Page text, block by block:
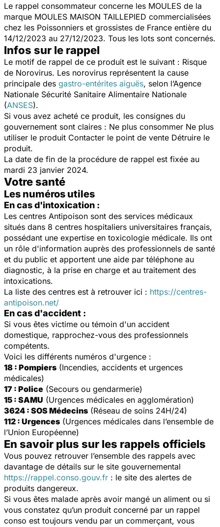
Le rappel consommateur concerne les MOULES de la
marque MOULES MAISON TAILLEPIED commercialisées
chez les Poissonniers et grossistes de France entière du
14/12/2023 au 27/12/2023. Tous les lots sont concernés.
Infos sur le rappel
Le motif de rappel de ce produit est le suivant : Risque
de Norovirus. Les norovirus représentent la cause
principale des gastro-entérites aiguës, selon l’Agence
Nationale Sécurité Sanitaire Alimentaire Nationale
(ANSES).
Si vous avez acheté ce produit, les consignes du
gouvernement sont claires : Ne plus consommer Ne plus
utiliser le produit Contacter le point de vente Détruire le
produit.
La date de fin de la procédure de rappel est fixée au
mardi 23 janvier 2024.
Votre santé
Les numéros utiles
En cas d'intoxication :
Les centres Antipoison sont des services médicaux
situés dans 8 centres hospitaliers universitaires français,
possédant une expertise en toxicologie médicale. Ils ont
un rôle d'information auprès des professionnels de santé
et du public et apportent une aide par téléphone au
diagnostic, à la prise en charge et au traitement des
intoxications.
La liste des centres est à retrouver ici : https://centres-
antipoison.net/
En cas d'accident :
Si vous êtes victime ou témoin d'un accident
domestique, rapprochez-vous des professionnels
compétents.
Voici les différents numéros d'urgence :
18 : Pompiers (Incendies, accidents et urgences
médicales)
17 : Police (Secours ou gendarmerie)
15 : SAMU (Urgences médicales en agglomération)
3624 : SOS Médecins (Réseau de soins 24H/24)
112 : Urgences (Urgences médicales dans l’ensemble de
l’Union Européenne)
En savoir plus sur les rappels officiels
Vous pouvez retrouver l’ensemble des rappels avec
davantage de détails sur le site gouvernemental
https://rappel.conso.gouv.fr : le site des alertes de
produits dangereux.
Si vous êtes malade après avoir mangé un aliment ou si
vous constatez qu’un produit concerné par un rappel
conso est toujours vendu par un commerçant, vous